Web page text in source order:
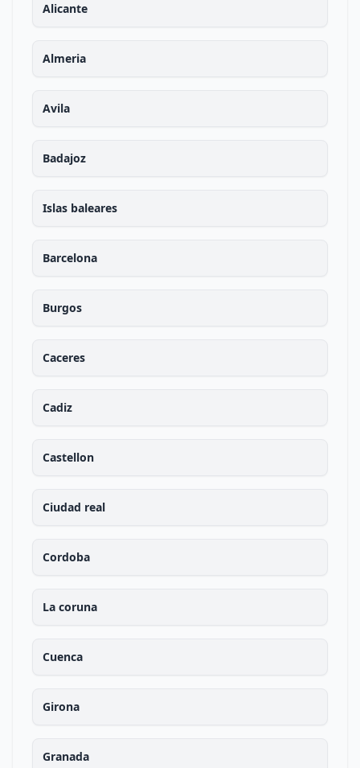
Alicante
Almeria
Avila
Badajoz
Islas baleares
Barcelona
Burgos
Caceres
Cadiz
Castellon
Ciudad real
Cordoba
La coruna
Cuenca
Girona
Granada